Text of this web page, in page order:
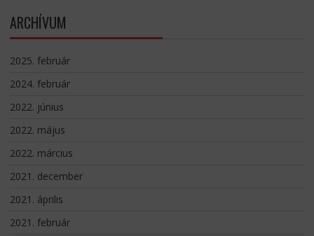
ARCHÍVUM
2025. február
2024. február
2022. június
2022. május
2022. március
2021. december
2021. április
2021. február